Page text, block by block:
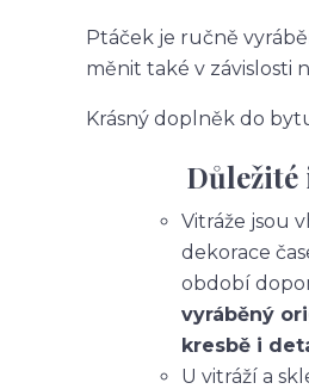
Ptáček je ručně
měnit také v závislosti
Krásný doplněk do
Důležité
Vitráže jsou
dekorace
období
vyráběný
kresbě i
U vitráží a